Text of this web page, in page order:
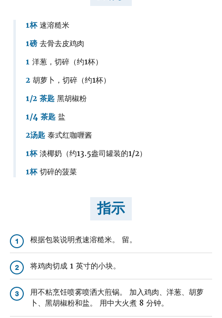
1杯速溶糙米
1磅 去骨去皮鸡肉
1 洋葱，切碎（约1杯）
2 胡萝卜，切碎（约1杯）
1/2 茶匙 黑胡椒粉
1/4 茶匙 盐
2汤匙 泰式红咖喱酱
1杯淡椰奶（约13.5盎司罐装的1/2）
1杯切碎的菠菜
指示
1 根据包装说明煮速溶糙米。 留。
2 将鸡肉切成 1 英寸的小块。
3
用不粘烹饪喷雾喷洒大煎锅。 加入鸡肉、洋葱、胡萝
卜、黑胡椒粉和盐。 用中大火煮 8 分钟。